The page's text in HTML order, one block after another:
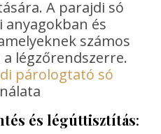
A parajdi só
anyagokban és
számos
légzőrendszerre.
párologtató só
és légúttisztítás: